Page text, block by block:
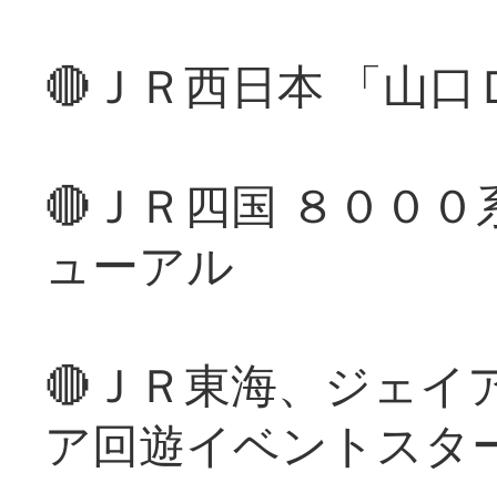
🔴ＪＲ西日本 「山
🔴ＪＲ四国 ８００
ューアル
🔴ＪＲ東海、ジェイ
ア回遊イベントスタ